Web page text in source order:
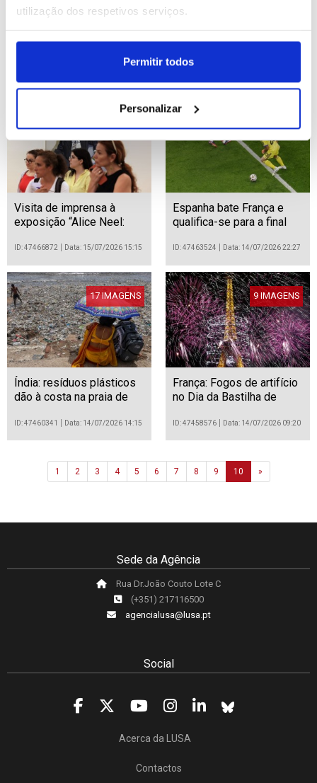
utilização dos respetivos serviços.
Permitir todos
Personalizar
Desembarque da
Normandia ao Património
Visita de imprensa à
exposição “Alice Neel:
Museu de Arte
Contemporânea de
Serralves, no Porto
ID: 47466872 Data: 15/07/2026 15:15
Espanha bate França e
qualifica-se para a final
ID: 47463524 Data: 14/07/2026 22:27
17 IMAGENS
Índia: resíduos plásticos
dão à costa na praia de
monções
ID: 47460341 Data: 14/07/2026 14:15
9 IMAGENS
França: Fogos de artifício
no Dia da Bastilha de
ID: 47458576 Data: 14/07/2026 09:20
1 2 3 4 5 6 7 8 9 10 »Next
Sede da Agência
Rua Dr.João Couto Lote C
(+351) 217116500
agencialusa@lusa.pt
Social
Acerca da LUSA
Contactos